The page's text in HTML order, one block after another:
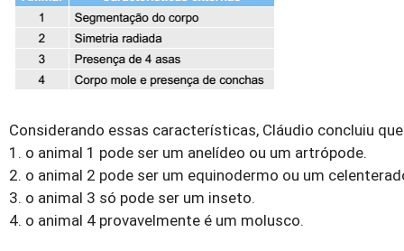
Considerando essas características, Cláudio concluiu
1. o animal 1 pode ser um anelídeo ou um artrópode.
2. o animal 2 pode ser um equinodermo ou um
3. o animal 3 só pode ser um inseto.
4. o animal 4 provavelmente é um molusco.